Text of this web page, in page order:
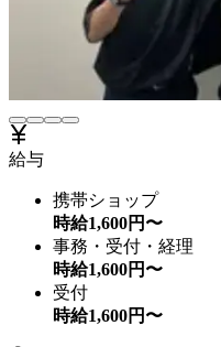
給与
携帯ショップ
時給1,600円〜
事務・受付・経理
時給1,600円〜
受付
時給1,600円〜